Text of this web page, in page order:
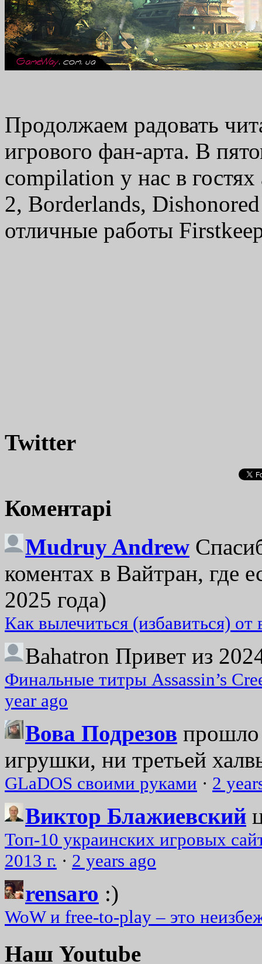
Продолжаем радовать
игрового фан-арта. В
compilation у нас в
2, Borderlands,
отличные работы
Twitter
Коментарі
Mudruy Andrew
коментах в Вайтран, где
2025 года)
Как вылечиться (избавиться)
Bahatron Привет из
Финальные титры Assassin’s
year ago
Вова Подрезов прошло
игрушки, ни третьей
GLaDOS своими руками · 2
Виктор Блажиевский
Топ-10 украинских игровых
2013 г. · 2 years ago
rensaro :)
WoW и free-to-play – это
Наш Youtube